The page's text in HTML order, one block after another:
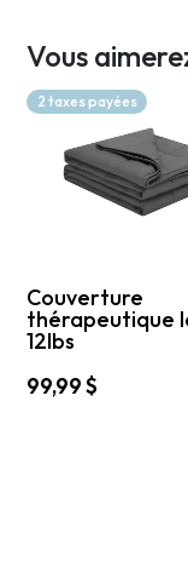
Vous
2 taxes payées
Couverture
thérapeutique
12lbs
99,99$